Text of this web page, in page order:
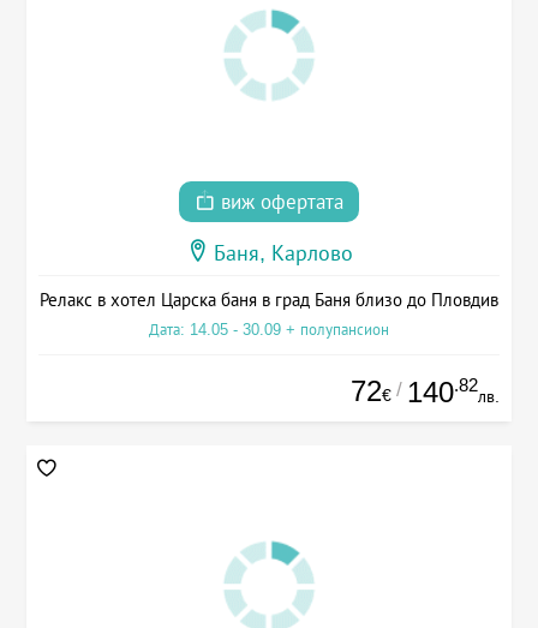
виж офертата
Баня, Карлово
Релакс в хотел Царска баня в град Баня близо до Пловдив
Дата: 14.05 - 30.09 + полупансион
72€ / 140.82
лв.